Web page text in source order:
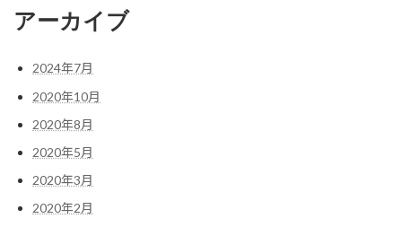
アーカイブ
2024年7月
2020年10月
2020年8月
2020年5月
2020年3月
2020年2月